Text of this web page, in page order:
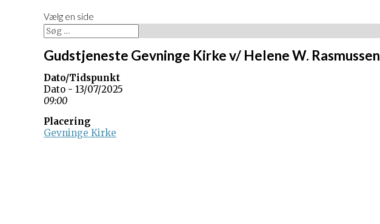
Vælg en side
Gudstjeneste Gevninge Kirke v/ Helene W. Rasmussen
Dato/Tidspunkt
Dato - 13/07/2025
09:00
Placering
Gevninge Kirke